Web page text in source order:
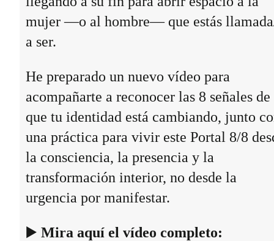
mujer —o al hombre— que estás
a ser.
He preparado un nuevo vídeo para
acompañarte a reconocer las 8 señales de
que tu identidad está cambiando, junto
una práctica para vivir este Portal 8/8
la consciencia, la presencia y la
transformación interior, no desde la
urgencia por manifestar.
▶️ Mira aquí el vídeo completo: